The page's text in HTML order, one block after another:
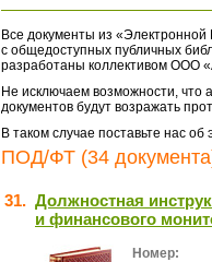
Все документы из «Электронной
с общедоступных публичных
разработаны коллективом ООО
Не исключаем возможности, что
документов будут возражать
В таком случае поставьте нас
ПОД/ФТ (34
31. Должностная
и финансового
Номер: